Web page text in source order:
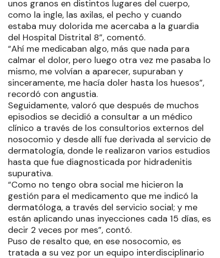
unos granos en distintos lugares del cuerpo,
como la ingle, las axilas, el pecho y cuando
estaba muy dolorida me acercaba a la guardia
del Hospital Distrital 8”, comentó.
“Ahí me medicaban algo, más que nada para
calmar el dolor, pero luego otra vez me pasaba lo
mismo, me volvían a aparecer, supuraban y
sinceramente, me hacía doler hasta los huesos”,
recordó con angustia.
Seguidamente, valoró que después de muchos
episodios se decidió a consultar a un médico
clínico a través de los consultorios externos del
nosocomio y desde allí fue derivada al servicio de
dermatología, donde le realizaron varios estudios
hasta que fue diagnosticada por hidradenitis
supurativa.
“Como no tengo obra social me hicieron la
gestión para el medicamento que me indicó la
dermatóloga, a través del servicio social; y me
están aplicando unas inyecciones cada 15 días, es
decir 2 veces por mes”, contó.
Puso de resalto que, en ese nosocomio, es
tratada a su vez por un equipo interdisciplinario